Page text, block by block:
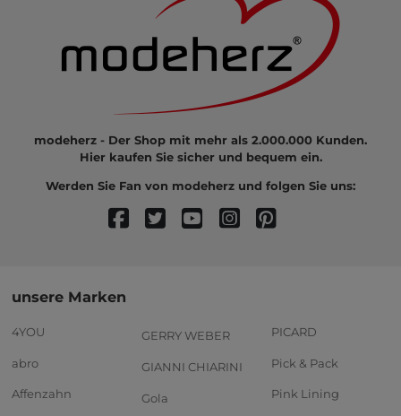
modeherz - Der Shop mit mehr als 2.000.000 Kunden.
Hier kaufen Sie sicher und bequem ein.
Werden Sie Fan von modeherz und folgen Sie uns:
unsere Marken
4YOU
abro
Affenzahn
GERRY WEBER
GIANNI CHIARINI
Gola
PICARD
Pick & Pack
Pink Lining